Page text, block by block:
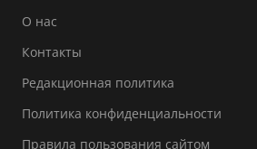
О нас
Контакты
Редакционная политика
Политика конфиденциальности
Правила пользования сайтом